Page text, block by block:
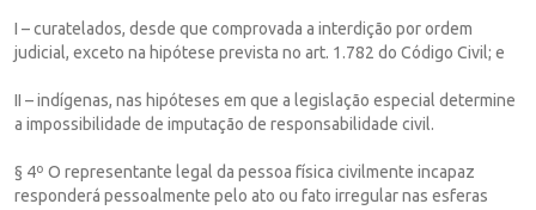
I – curatelados, desde que comprovada a interdição por ordem
judicial, exceto na hipótese prevista no art. 1.782 do Código Civil; e
II – indígenas, nas hipóteses em que a legislação especial determine
a impossibilidade de imputação de responsabilidade civil.
§ 4º O representante legal da pessoa física civilmente incapaz
responderá pessoalmente pelo ato ou fato irregular nas esferas